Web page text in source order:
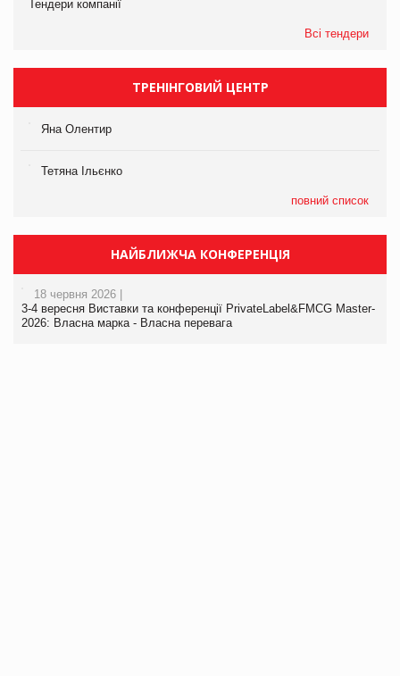
Тендери компанії
Всі тендери
ТРЕНІНГОВИЙ ЦЕНТР
Яна Олентир
Тетяна Ільєнко
повний список
НАЙБЛИЖЧА КОНФЕРЕНЦІЯ
18 червня 2026 |
3-4 вересня Виставки та конференції PrivateLabel&FMCG Master-
2026: Власна марка - Власна перевага